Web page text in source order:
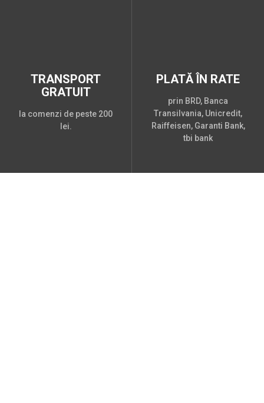
TRANSPORT
GRATUIT
la comenzi de peste 200
lei.
PLATĂ ÎN RATE
prin BRD, Banca
Transilvania, Unicredit,
Raiffeisen, Garanti Bank,
tbi bank